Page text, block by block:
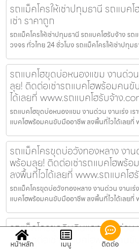
รถแม็คโครให้เช่าปทุมธานี รถแบค
เช่า ราคาถูก
รถแม็คโครให้เช่าปทุมธานี รถแบคโฮรับจ้าง รถ
วงจร ทั่วไทย 24 ชั่วโมง รถแม็คโครให้เช่าปทุม
รถแบคโฮขุดบ่อหนองแขม งานด่วน
ลุย! ติดต่อเช่ารถแบคโฮพร้อมคน
ได้เลยที่ www.รถแบคโฮรับจ้าง
รถแบคโฮขุดบ่อหนองแขม งานด่วน งานเร่ง เร
แบคโฮพร้อมคนขับมืออาชีพ ลงพื้นที่ไวได้เลยที่
รถแม็คโครขุดบ่อวังทองหลาง งาน
พร้อมลุย! ติดต่อเช่ารถแบคโฮพร้
ลงพื้นที่ไวได้เลยที่ www.รถแบคโฮ
รถแม็คโครขุดบ่อวังทองหลาง งานด่วน งานเร่
แบคโฮพร้อมคนขับมืออาชีพ ลงพื้นที่ไวได้เลยที่
รถแม็คโครขุดดินดินแดง งานด่วน
ลุย! ติดต่อเช่ารถแบคโฮพร้อมคนขั
หน้าหลัก เมนู ติดต่อ